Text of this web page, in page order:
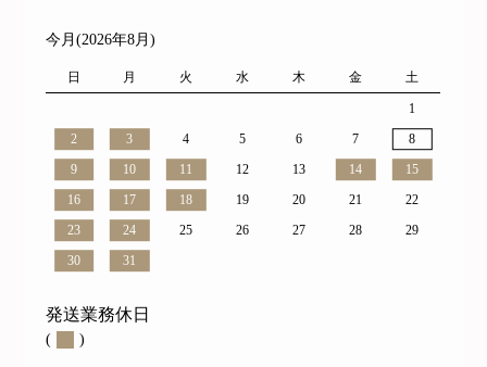
今月(2026年8月)
日 月 火 水 木 金 土
1
2
3 4 5 6 7
8
9
10 11 12 13 14
15
16
17 18 19 20 21
22
23
24 25 26 27 28
29
30
31
発送業務休日
( )